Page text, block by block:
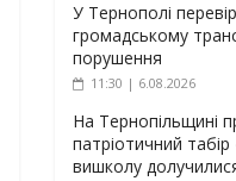
У Тернополі
громадському
порушення
11:30 | 6.08.2026
На Тернопільщині
патріотичний табір
вишколу